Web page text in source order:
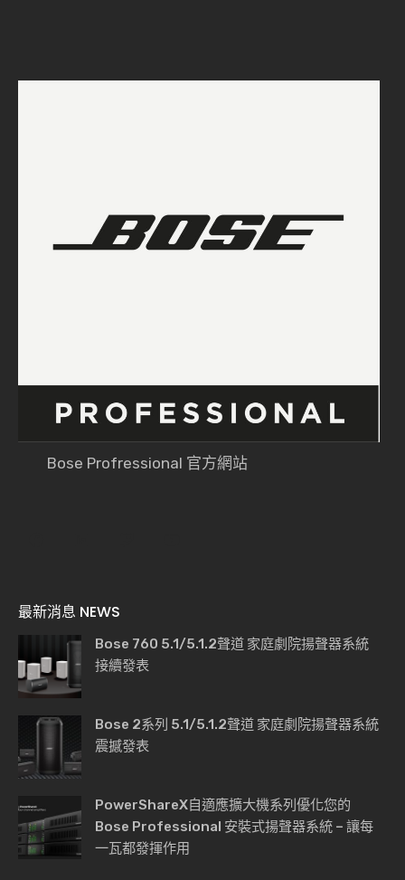
Bose Profressional 官方網站
最新消息 NEWS
Bose 760 5.1/5.1.2聲道 家庭劇院揚聲器系統
接續發表
Bose 2系列 5.1/5.1.2聲道 家庭劇院揚聲器系統
震撼發表
PowerShareX自適應擴大機系列優化您的
Bose Professional 安裝式揚聲器系統 – 讓每
一瓦都發揮作用